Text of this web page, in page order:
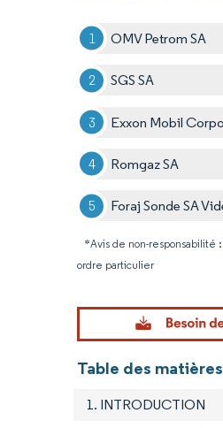
OMV Petrom SA
SGS SA
Exxon Mobil
Romgaz SA
Foraj Sonde SA
*Avis de non-responsabilité
ordre particulier
Table des
1. INTRODUCTION